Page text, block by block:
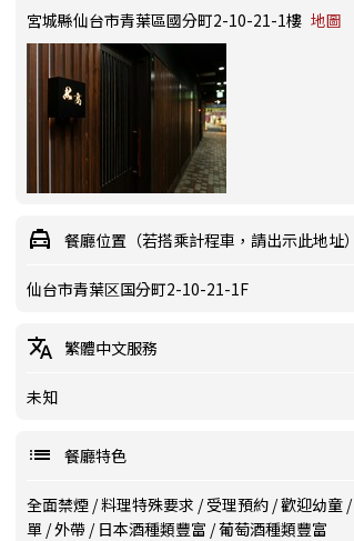
宮城縣仙台市青葉區國分町2-10-21-1樓 地圖
餐廳位置（若搭乘計程車，請出示此地址）
仙台市青葉区国分町2-10-21-1F
繁體中文服務
未知
餐廳特色
全面禁煙 /料理特殊要求 /受理預約 /歡迎幼童 /
單 /外帶 / 日本酒種類豐富 /葡萄酒種類豐富